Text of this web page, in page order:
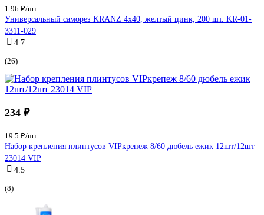
1.96 ₽/шт
Универсальный саморез KRANZ 4x40, желтый цинк, 200 шт. KR-01-
3311-029
4.7
(26)
234 ₽
19.5 ₽/шт
Набор крепления плинтусов VIPкрепеж 8/60 дюбель ежик 12шт/12шт
23014 VIP
4.5
(8)